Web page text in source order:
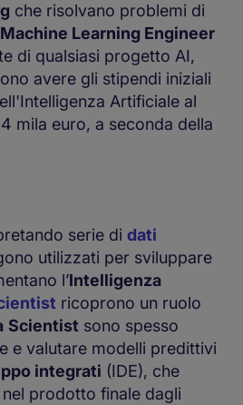
che risolvano problemi di
Machine Learning Engineer
di qualsiasi progetto AI,
avere gli stipendi iniziali
Artificiale al
mila euro, a seconda della
serie di dati
utilizzati per sviluppare
l’Intelligenza
ricoprono un ruolo
Scientist sono spesso
e valutare modelli predittivi
integrati (IDE), che
prodotto finale dagli